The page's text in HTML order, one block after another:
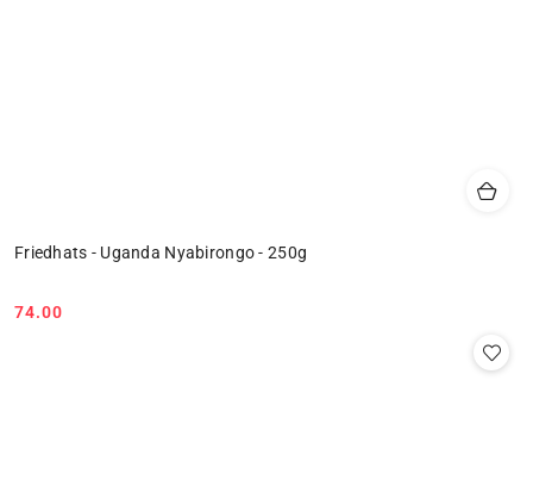
Friedhats - Uganda Nyabirongo - 250g
Cena:
74.00